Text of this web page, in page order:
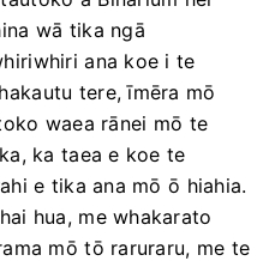
wā tika ngā
ana koe i te
tere, īmēra mō
waea rānei mō te
ka taea e koe te
e tika ana mō ō hiahia.
hua, me whakarato
mō tō raruraru, me te